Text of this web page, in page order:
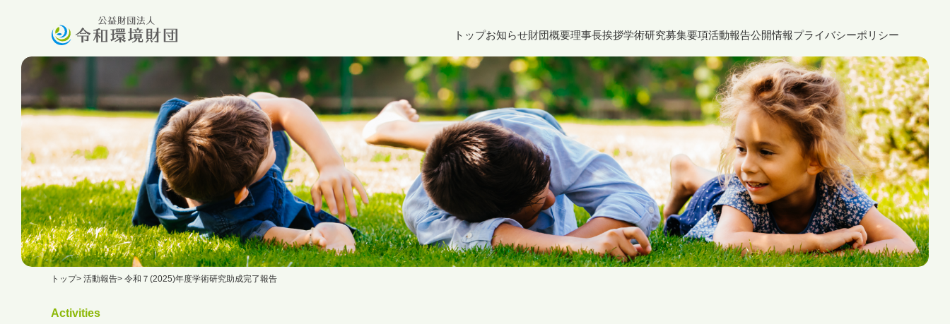
トップお知らせ財団概要理事長挨拶学術研究募集要項活動報告公開情報プライバシーポリシー
トップ 活動報告 令和７(2025)年度学術研究助成完了報告
Activities